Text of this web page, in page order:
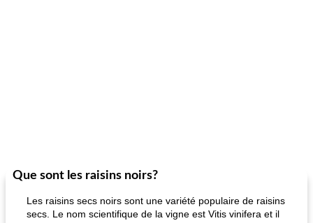
Que sont les raisins noirs?
Les raisins secs noirs sont une variété populaire de raisins
secs. Le nom scientifique de la vigne est Vitis vinifera et il